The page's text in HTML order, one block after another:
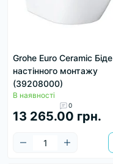
Grohe Euro Ceramic Біде
настінного монтажу
(39208000)
В наявності
0
13 265.00 грн.